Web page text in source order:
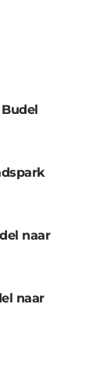
naar
naar